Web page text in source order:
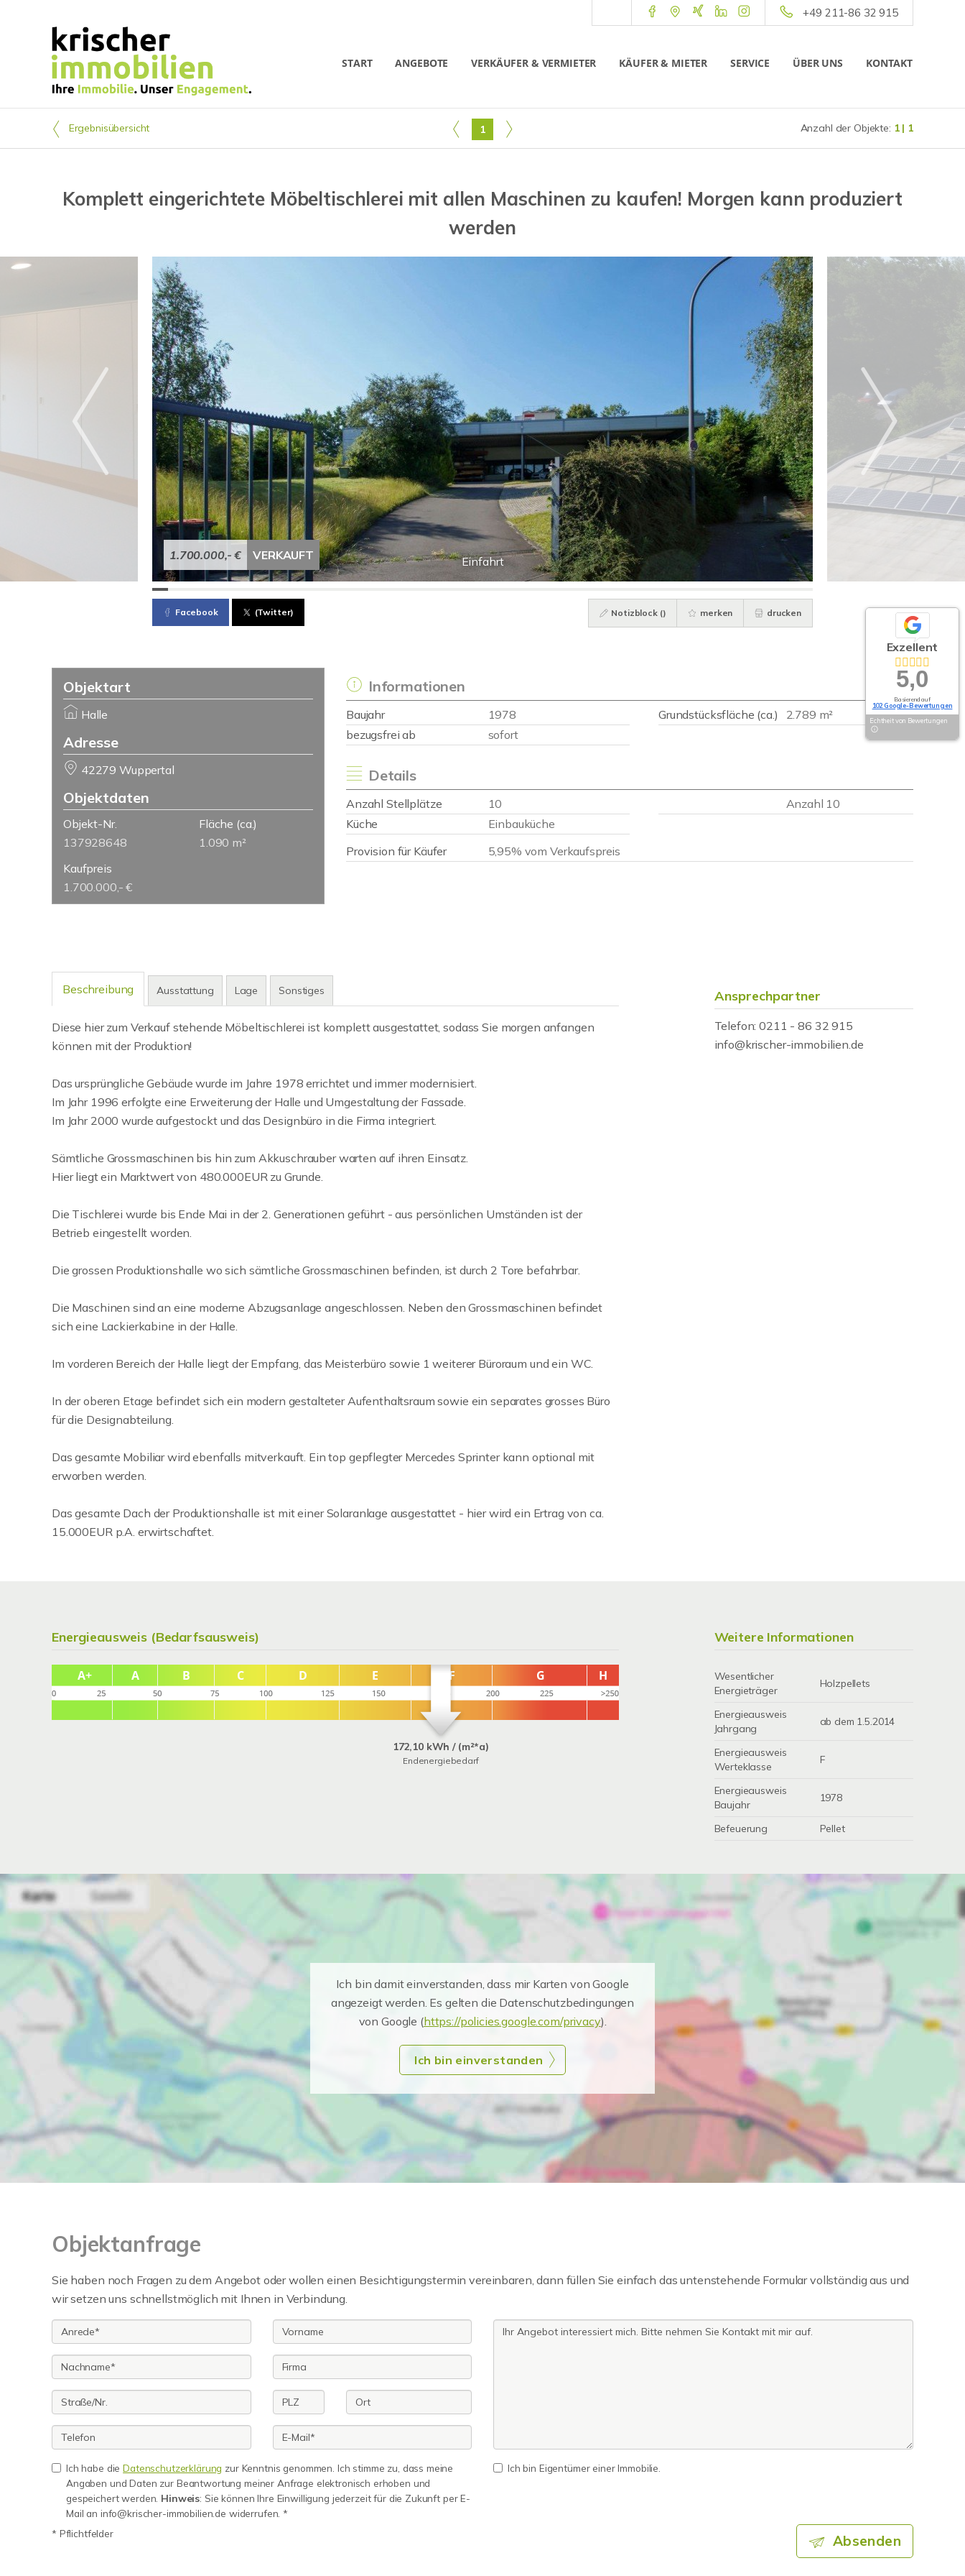
+49 211-86 32 915
START ANGEBOTE VERKÄUFER & VERMIETER KÄUFER & MIETER SERVICE ÜBER UNS KONTAKT
Ergebnisübersicht 1 Anzahl der Objekte: 1 | 1
Komplett eingerichtete Möbeltischlerei mit allen Maschinen zu kaufen! Morgen kann produziert
werden
Einfahrt
1.700.000,- € VERKAUFT
Facebook (Twitter) Notizblock () merken drucken
Objektart
Halle
Adresse
42279 Wuppertal
Objektdaten
Objekt-Nr.
137928648
Fläche (ca.)
1.090 m²
Kaufpreis
1.700.000,- €
Informationen
Baujahr 1978 Grundstücksfläche (ca.)
2.789 m²
bezugsfrei ab
sofort
Details
Anzahl Stellplätze 10
Anzahl 10
Küche
Einbauküche
Provision für Käufer
5,95% vom Verkaufspreis
Beschreibung Ausstattung Lage Sonstiges
Diese hier zum Verkauf stehende Möbeltischlerei ist komplett ausgestattet, sodass Sie morgen anfangen
können mit der Produktion!
Das ursprüngliche Gebäude wurde im Jahre 1978 errichtet und immer modernisiert.
Im Jahr 1996 erfolgte eine Erweiterung der Halle und Umgestaltung der Fassade.
Im Jahr 2000 wurde aufgestockt und das Designbüro in die Firma integriert.
Sämtliche Grossmaschinen bis hin zum Akkuschrauber warten auf ihren Einsatz.
Hier liegt ein Marktwert von 480.000EUR zu Grunde.
Die Tischlerei wurde bis Ende Mai in der 2. Generationen geführt - aus persönlichen Umständen ist der
Betrieb eingestellt worden.
Die grossen Produktionshalle wo sich sämtliche Grossmaschinen befinden, ist durch 2 Tore befahrbar.
Die Maschinen sind an eine moderne Abzugsanlage angeschlossen. Neben den Grossmaschinen befindet
sich eine Lackierkabine in der Halle.
Im vorderen Bereich der Halle liegt der Empfang, das Meisterbüro sowie 1 weiterer Büroraum und ein WC.
In der oberen Etage befindet sich ein modern gestalteter Aufenthaltsraum sowie ein separates grosses Büro
für die Designabteilung.
Das gesamte Mobiliar wird ebenfalls mitverkauft. Ein top gepflegter Mercedes Sprinter kann optional mit
erworben werden.
Das gesamte Dach der Produktionshalle ist mit einer Solaranlage ausgestattet - hier wird ein Ertrag von ca.
15.000EUR p.A. erwirtschaftet.
Ansprechpartner
Telefon: 0211 - 86 32 915
info@krischer-immobilien.de
Energieausweis (Bedarfsausweis)
172,10 kWh / (m²*a)
Endenergiebedarf
Weitere Informationen
Wesentlicher
Energieträger
Holzpellets
Energieausweis
Jahrgang
ab dem 1.5.2014
Energieausweis
Werteklasse
F
Energieausweis
Baujahr
1978
Befeuerung Pellet
Ich bin damit einverstanden, dass mir Karten von Google
angezeigt werden. Es gelten die Datenschutzbedingungen
von Google (https://policies.google.com/privacy).
Ich bin einverstanden
Objektanfrage
Sie haben noch Fragen zu dem Angebot oder wollen einen Besichtigungstermin vereinbaren, dann füllen Sie einfach das untenstehende Formular vollständig aus und
wir setzen uns schnellstmöglich mit Ihnen in Verbindung.
Ich habe dieDatenschutzerklärung zur Kenntnis genommen. Ich stimme zu, dass meine
Angaben und Daten zur Beantwortung meiner Anfrage elektronisch erhoben und
gespeichert werden. Hinweis: Sie können Ihre Einwilligung jederzeit für die Zukunft per E-
Mail an info@krischer-immobilien.de widerrufen. *
Ich bin Eigentümer einer Immobilie.
* Pflichtfelder Absenden
Exzellent
5,0
Basierend auf
102 Google-Bewertungen
Echtheit von Bewertungen